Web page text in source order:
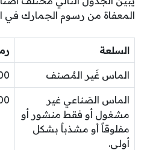
المعفاة من رسوم الجمارك في
السلعة
الماس غَير المُصنف 02 71
الماس الصَناعي غير
مشغول أو فقط منشور أو
مفلوقاً أو مشذباً بشكل
أولي.
02 71